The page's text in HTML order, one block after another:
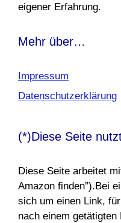
eigener Erfahrung.
Mehr über…
Impressum
Datenschutzerklärung
(*)Diese Seite
Diese Seite arbeitet
Amazon finden”).Bei
sich um einen Link,
nach einem